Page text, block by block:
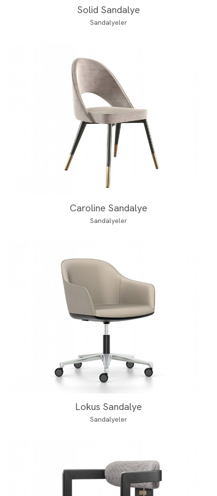
Solid Sandalye
Sandalyeler
Caroline Sandalye
Sandalyeler
Lokus Sandalye
Sandalyeler